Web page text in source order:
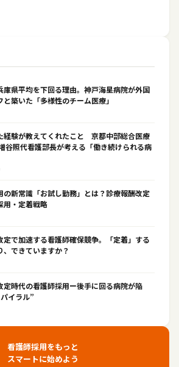
庫県平均を下回る理由。神戸海星病院が外国
と築いた「多様性のチーム医療」
経験が教えてくれたこと 京都中部総合医療
谷照代看護部長が考える「働き続けられる病
の新常識「お試し勤務」とは？診療報酬改定
用・定着戦略
定で加速する看護師確保競争。「定着」する
、できていますか？
定時代の看護師採用ー後手に回る病院が陥
イラル”
看護師採用をもっと
スマートに始めよう